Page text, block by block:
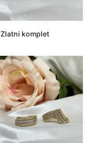
Zlatni komplet